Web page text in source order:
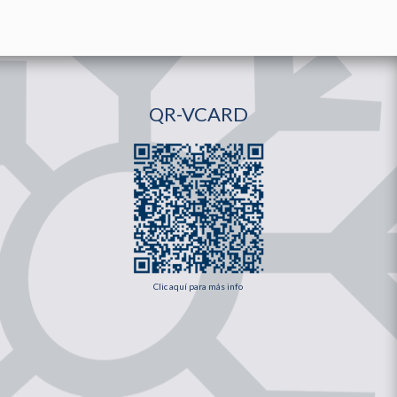
QR-VCARD
Clic aquí para más info